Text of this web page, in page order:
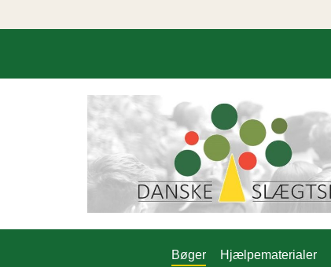
Bøger Hjælpematerialer